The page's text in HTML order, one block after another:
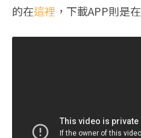
的在這裡 ，下載APP則是在